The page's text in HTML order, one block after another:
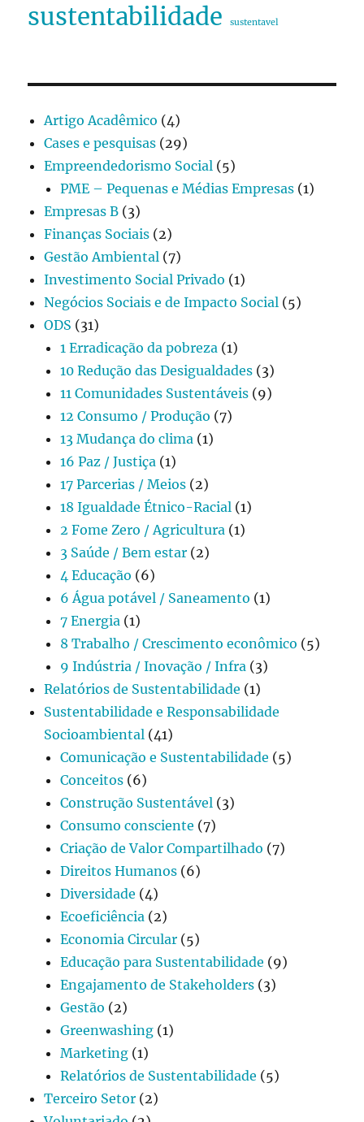
sustentabilidade sustentavel
Artigo Acadêmico (4)
Cases e pesquisas (29)
Empreendedorismo Social (5)
PME – Pequenas e Médias Empresas (1)
Empresas B (3)
Finanças Sociais (2)
Gestão Ambiental (7)
Investimento Social Privado (1)
Negócios Sociais e de Impacto Social (5)
ODS (31)
1 Erradicação da pobreza (1)
10 Redução das Desigualdades (3)
11 Comunidades Sustentáveis (9)
12 Consumo / Produção (7)
13 Mudança do clima (1)
16 Paz / Justiça (1)
17 Parcerias / Meios (2)
18 Igualdade Étnico-Racial (1)
2 Fome Zero / Agricultura (1)
3 Saúde / Bem estar (2)
4 Educação (6)
6 Água potável / Saneamento (1)
7 Energia (1)
8 Trabalho / Crescimento econômico (5)
9 Indústria / Inovação / Infra (3)
Relatórios de Sustentabilidade (1)
Sustentabilidade e Responsabilidade
Socioambiental (41)
Comunicação e Sustentabilidade (5)
Conceitos (6)
Construção Sustentável (3)
Consumo consciente (7)
Criação de Valor Compartilhado (7)
Direitos Humanos (6)
Diversidade (4)
Ecoeficiência (2)
Economia Circular (5)
Educação para Sustentabilidade (9)
Engajamento de Stakeholders (3)
Gestão (2)
Greenwashing (1)
Marketing (1)
Relatórios de Sustentabilidade (5)
Terceiro Setor (2)